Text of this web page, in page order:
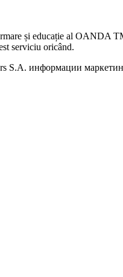
și educație al OANDA
serviciu oricând.
информации